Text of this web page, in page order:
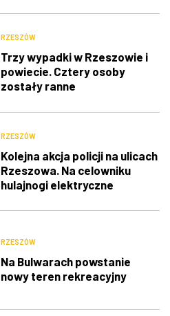
RZESZÓW
Trzy wypadki w Rzeszowie i
powiecie. Cztery osoby
zostały ranne
RZESZÓW
Kolejna akcja policji na ulicach
Rzeszowa. Na celowniku
hulajnogi elektryczne
RZESZÓW
Na Bulwarach powstanie
nowy teren rekreacyjny